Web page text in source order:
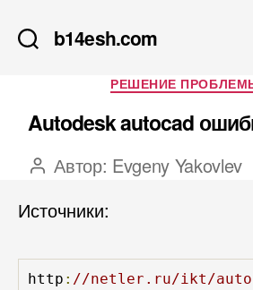
b14esh.com
РЕШЕНИЕ
Autodesk autocad
Автор
Автор: Evgeny Yakovlev
Источники:
http : //netler.ru/ikt/